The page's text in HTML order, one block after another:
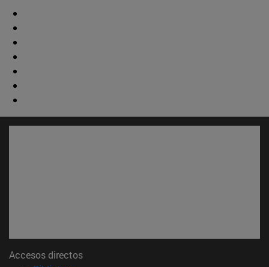
Accesos directos